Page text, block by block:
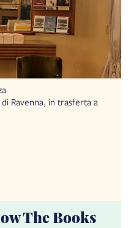
Ravenna, in trasferta a
The Books